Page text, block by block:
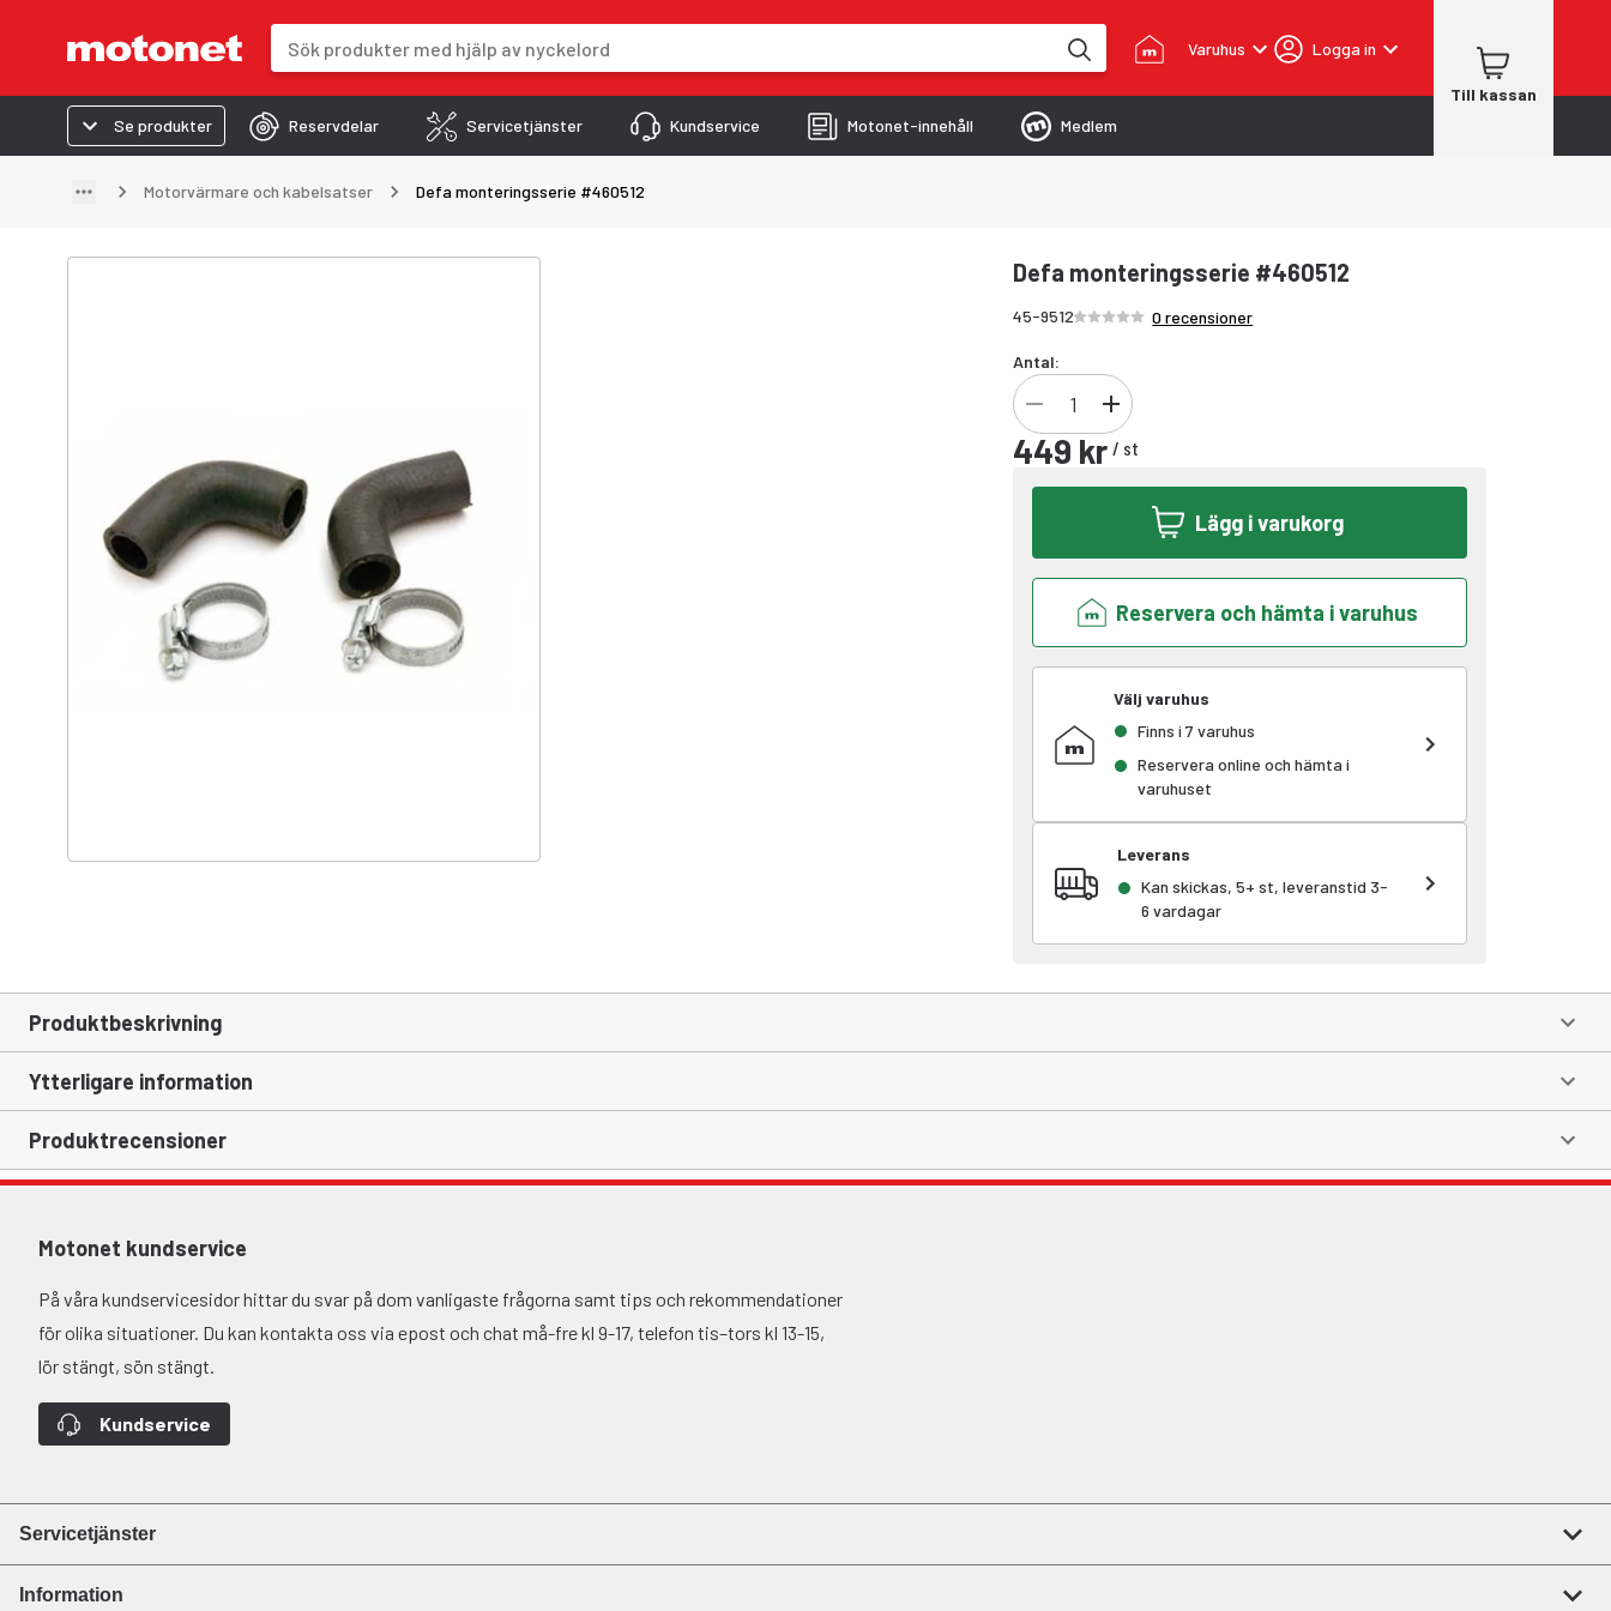
Varuhus Logga in
Till kassan
Se produkter
Reservdelar Servicetjänster Kundservice Motonet-innehåll Medlem
Motorvärmare och kabelsatser Defa monteringsserie #460512
Defa monteringsserie #460512
45-9512Betyg /5 stjärnor
0 recensioner
Antal:
449 kr / st
Lägg i varukorg
Reservera och hämta i varuhus
Välj varuhus
Finns i 7 varuhus
Reservera online och hämta i
varuhuset
Leverans
Kan skickas, 5+ st, leveranstid 3-
6 vardagar
Produktbeskrivning
Ytterligare information
Produktrecensioner
Motonet kundservice
På våra kundservicesidor hittar du svar på dom vanligaste frågorna samt tips och rekommendationer
för olika situationer. Du kan kontakta oss via epost och chat må-fre kl 9-17, telefon tis–tors kl 13-15,
lör stängt, sön stängt.
Kundservice
Servicetjänster
Information